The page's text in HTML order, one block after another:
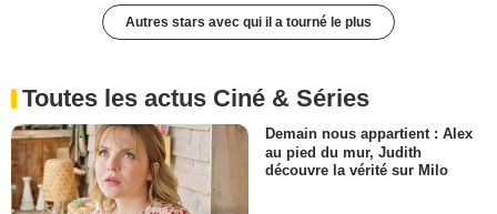
Autres stars avec qui il a tourné le plus
Toutes les actus Ciné & Séries
Demain nous appartient : Alex
au pied du mur, Judith
découvre la vérité sur Milo